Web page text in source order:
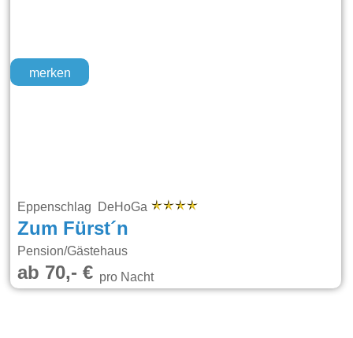
merken
Eppenschlag DeHoGa
Zum Fürst´n
Pension/Gästehaus
ab 70,- €pro Nacht